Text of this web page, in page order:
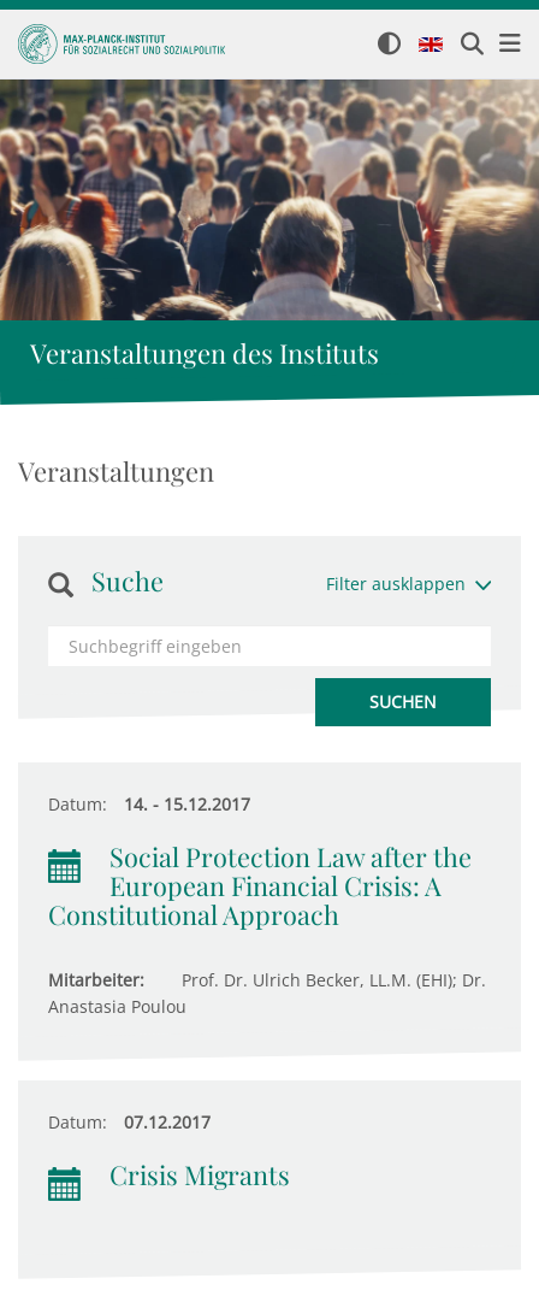
Veranstaltungen des Instituts
Veranstaltungen
Suche Filter ausklappen
Datum: 14. - 15.12.2017
Social Protection Law after the
European Financial Crisis: A
Constitutional Approach
Mitarbeiter:
Prof. Dr. Ulrich Becker, LL.M. (EHI); Dr.
Anastasia Poulou
Datum: 07.12.2017
Crisis Migrants